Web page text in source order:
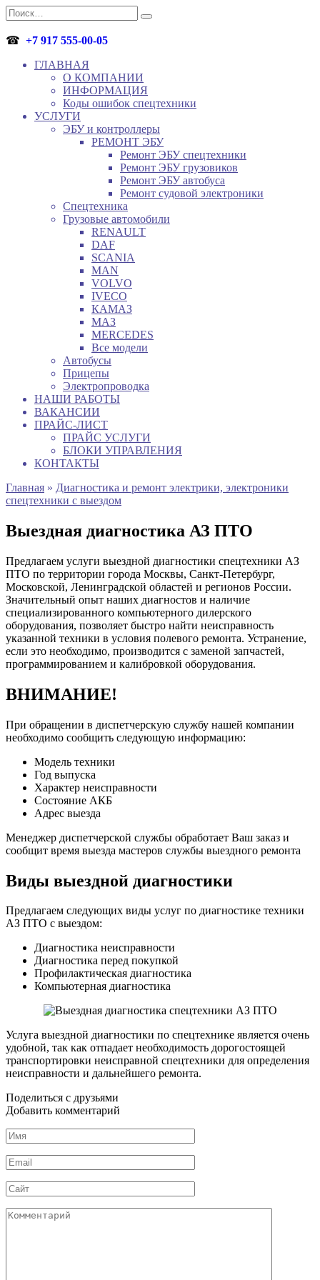
Перейти
к
содержанию
Search
for:
☎ +7 917 555-00-05
ГЛАВНАЯ
О КОМПАНИИ
ИНФОРМАЦИЯ
Коды ошибок спецтехники
УСЛУГИ
ЭБУ и контроллеры
РЕМОНТ ЭБУ
Ремонт ЭБУ спецтехники
Ремонт ЭБУ грузовиков
Ремонт ЭБУ автобуса
Ремонт судовой электроники
Спецтехника
Грузовые автомобили
RENAULT
DAF
SCANIA
MAN
VOLVO
IVECO
КАМАЗ
МАЗ
MERCEDES
Все модели
Автобусы
Прицепы
Электропроводка
НАШИ РАБОТЫ
ВАКАНСИИ
ПРАЙС-ЛИСТ
ПРАЙС УСЛУГИ
БЛОКИ УПРАВЛЕНИЯ
КОНТАКТЫ
Главная » Диагностика и ремонт электрики, электроники
спецтехники с выездом
Выездная диагностика АЗ ПТО
Предлагаем услуги выездной диагностики спецтехники АЗ
ПТО по территории города Москвы, Санкт-Петербург,
Московской, Ленинградской областей и регионов России.
Значительный опыт наших диагностов и наличие
специализированного компьютерного дилерского
оборудования, позволяет быстро найти неисправность
указанной техники в условия полевого ремонта. Устранение,
если это необходимо, производится с заменой запчастей,
программированием и калибровкой оборудования.
ВНИМАНИЕ!
При обращении в диспетчерскую службу нашей компании
необходимо сообщить следующую информацию:
Модель техники
Год выпуска
Характер неисправности
Состояние АКБ
Адрес выезда
Менеджер диспетчерской службы обработает Ваш заказ и
сообщит время выезда мастеров службы выездного ремонта
Виды выездной диагностики
Предлагаем следующих виды услуг по диагностике техники
АЗ ПТО с выездом:
Диагностика неисправности
Диагностика перед покупкой
Профилактическая диагностика
Компьютерная диагностика
Услуга выездной диагностики по спецтехнике является очень
удобной, так как отпадает необходимость дорогостоящей
транспортировки неисправной спецтехники для определения
неисправности и дальнейшего ремонта.
Поделиться с друзьями
Добавить комментарий
Имя
*
Email
*
Сайт
Комментарий